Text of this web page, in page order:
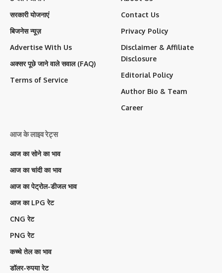
सरकारी योजनाएं
बिजनेस न्यूज़
Advertise With Us
अक्सर पूछे जाने वाले सवाल (FAQ)
Terms of Service
Contact Us
Privacy Policy
Disclaimer & Affiliate
Disclosure
Editorial Policy
Author Bio & Team
Career
आज के लाइव रेट्स
आज का सोने का भाव
आज का चांदी का भाव
आज का पेट्रोल-डीजल भाव
आज का LPG रेट
CNG रेट
PNG रेट
कच्चे तेल का भाव
डॉलर-रुपया रेट